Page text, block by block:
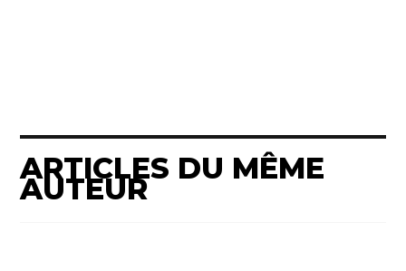
ARTICLES DU MÊME
AUTEUR